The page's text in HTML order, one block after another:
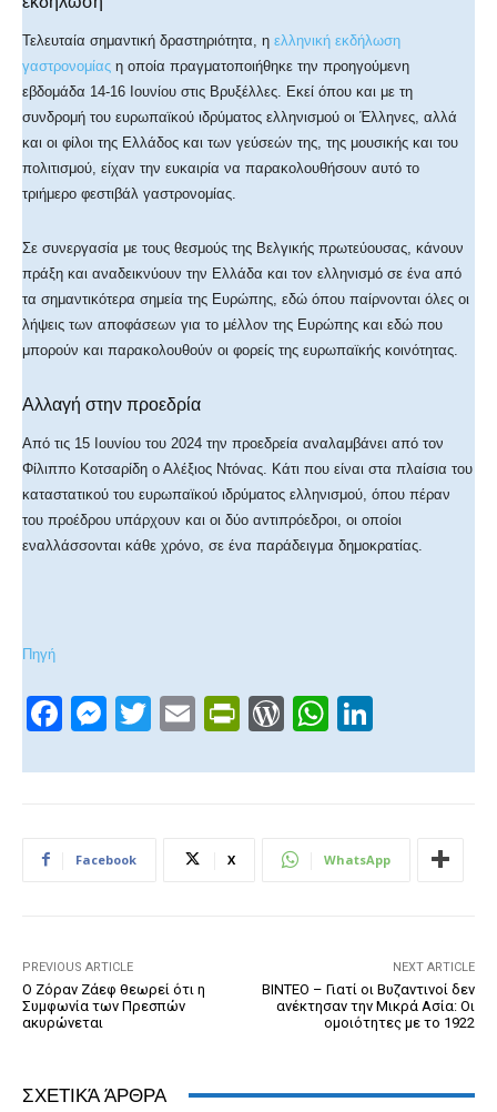
Τελευταία σημαντική δραστηριότητα, η ελληνική εκδήλωση
γαστρονομίας η οποία πραγματοποιήθηκε την προηγούμενη
εβδομάδα 14-16 Ιουνίου στις Βρυξέλλες. Εκεί όπου και με τη
συνδρομή του ευρωπαϊκού ιδρύματος ελληνισμού οι Έλληνες, αλλά
και οι φίλοι της Ελλάδος και των γεύσεών της, της μουσικής και του
πολιτισμού, είχαν την ευκαιρία να παρακολουθήσουν αυτό το
τριήμερο φεστιβάλ γαστρονομίας.
Σε συνεργασία με τους θεσμούς της Βελγικής πρωτεύουσας, κάνουν
πράξη και αναδεικνύουν την Ελλάδα και τον ελληνισμό σε ένα από
τα σημαντικότερα σημεία της Ευρώπης, εδώ όπου παίρνονται όλες οι
λήψεις των αποφάσεων για το μέλλον της Ευρώπης και εδώ που
μπορούν και παρακολουθούν οι φορείς της ευρωπαϊκής κοινότητας.
Αλλαγή στην προεδρία
Από τις 15 Ιουνίου του 2024 την προεδρεία αναλαμβάνει από τον
Φίλιππο Κοτσαρίδη ο Αλέξιος Ντόνας. Κάτι που είναι στα πλαίσια του
καταστατικού του ευρωπαϊκού ιδρύματος ελληνισμού, όπου πέραν
του προέδρου υπάρχουν και οι δύο αντιπρόεδροι, οι οποίοι
εναλλάσσονται κάθε χρόνο, σε ένα παράδειγμα δημοκρατίας.
Πηγή
F
c
b
k
M
ss
n
T
tt
E
ail
Pr
tF
W
d
e
W
at
A
k
dI
Facebook X WhatsApp
PREVIOUS ARTICLE
Ο Ζόραν Ζάεφ θεωρεί ότι η
Συμφωνία των Πρεσπών
ακυρώνεται
NEXT ARTICLE
ΒΙΝΤΕΟ – Γιατί οι Βυζαντινοί δεν
ανέκτησαν την Μικρά Ασία: Οι
ομοιότητες με το 1922
ΣΧΕΤΙΚΆ ΆΡΘΡΑ